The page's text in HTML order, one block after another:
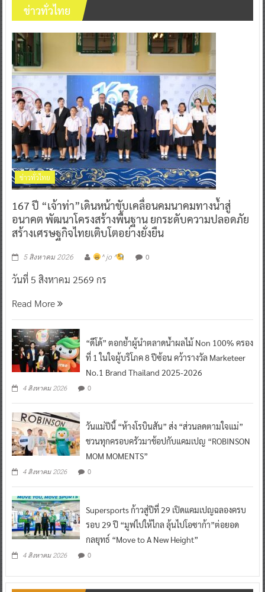
ข่าวทั่วไทย
ข่าวทั่วไทย
167 ปี “เจ้าท่า”เดินหน้าขับเคลื่อนคมนาคมทางน้ำสู่
อนาคต พัฒนาโครงสร้างพื้นฐาน ยกระดับความปลอดภัย
สร้างเศรษฐกิจไทยเติบโตอย่างยั่งยืน
5 สิงหาคม 2026 ^ jo ^ 0
วันที่ 5 สิงหาคม 2569 กร
Read More
“ดีโด้” ตอกย้ำผู้นำตลาดน้ำผลไม้ Non 100% ครอง
ที่ 1 ในใจผู้บริโภค 8 ปีซ้อน คว้ารางวัล Marketeer
No.1 Brand Thailand 2025-2026
4 สิงหาคม 2026 0
วันแม่ปีนี้ “ห้างโรบินสัน” ส่ง “ส่วนลดตามใจแม่”
ชวนทุกครอบครัวมาช้อปกับแคมเปญ “ROBINSON
MOM MOMENTS”
4 สิงหาคม 2026 0
Supersports ก้าวสู่ปีที่ 29 เปิดแคมเปญฉลองครบ
รอบ 29 ปี “มูฟไปให้ไกล ลุ้นไปโอซาก้า”ต่อยอด
กลยุทธ์ “Move to A New Height”
4 สิงหาคม 2026 0